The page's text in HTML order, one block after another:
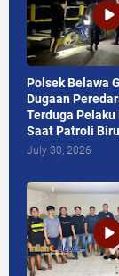
Polsek Belawa
Dugaan
Terduga Pelaku
Saat Patroli Biru
July 30, 2026